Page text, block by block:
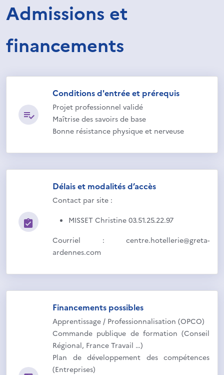
Admissions et
financements
Conditions d'entrée et prérequis
Projet professionnel validé
Maîtrise des savoirs de base
Bonne résistance physique et nerveuse
Délais et modalités d’accès
Contact par site :
MISSET Christine 03.51.25.22.97
Courriel : centre.hotellerie@greta-
ardennes.com
Financements possibles
Apprentissage / Professionnalisation (OPCO)
Commande publique de formation (Conseil
Régional, France Travail …)
Plan de développement des compétences
(Entreprises)